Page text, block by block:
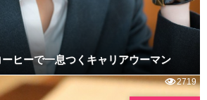
ヒーで一息つくキャリアウーマン
2719